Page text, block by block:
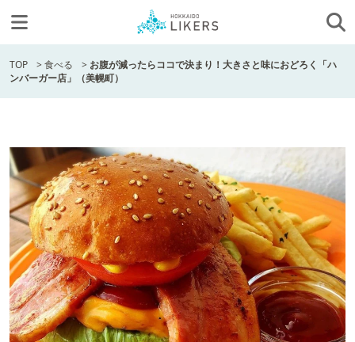
TOP >食べる > お腹が減ったらココで決まり！大きさと味におどろく「ハ
ンバーガー店」（美幌町）